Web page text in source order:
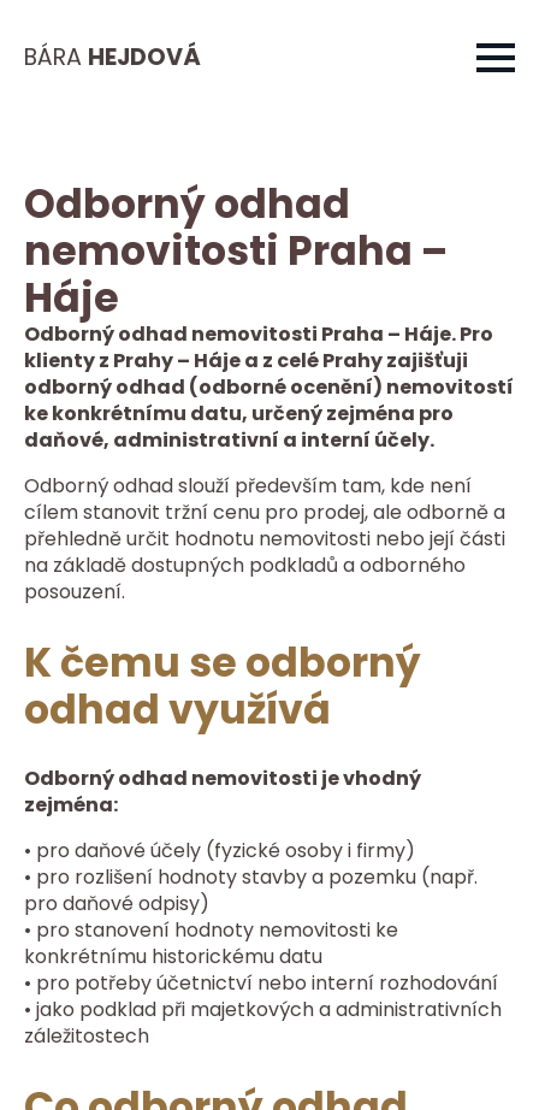
BÁRA HEJDOVÁ
Odborný odhad
nemovitosti Praha –
Háje
Odborný odhad nemovitosti Praha – Háje. Pro
klienty z Prahy – Háje a z celé Prahy zajišťuji
odborný odhad (odborné ocenění) nemovitostí
ke konkrétnímu datu, určený zejména pro
daňové, administrativní a interní účely.
Odborný odhad slouží především tam, kde není
cílem stanovit tržní cenu pro prodej, ale odborně a
přehledně určit hodnotu nemovitosti nebo její části
na základě dostupných podkladů a odborného
posouzení.
K čemu se odborný
odhad využívá
Odborný odhad nemovitosti je vhodný
zejména:
• pro daňové účely (fyzické osoby i firmy)
• pro rozlišení hodnoty stavby a pozemku (např.
pro daňové odpisy)
• pro stanovení hodnoty nemovitosti ke
konkrétnímu historickému datu
• pro potřeby účetnictví nebo interní rozhodování
• jako podklad při majetkových a administrativních
záležitostech